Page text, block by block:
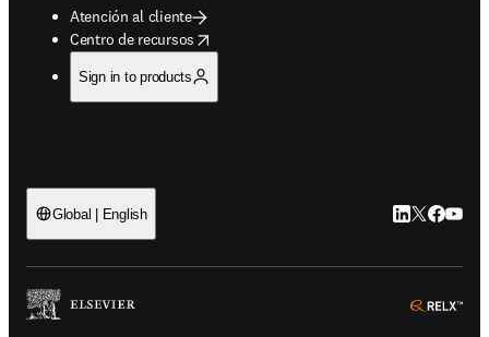
Atención al cliente
Centro de recursos
opens in new tab/window
Sign in to products
Global | English LinkedIn se
Twitter se